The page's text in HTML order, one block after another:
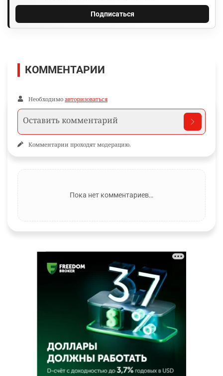
Подписаться
КОММЕНТАРИИ
Необходимо авторизоваться
Комментарии проходят модерацию.
Пока нет комментариев…